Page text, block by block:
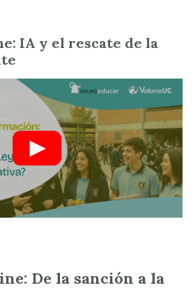
IA y el rescate de la
De la sanción a la